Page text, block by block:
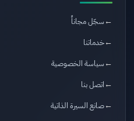
سجّل مجاناً
خدماتنا
سياسة الخصوصية
اتصل بنا
صانع السيرة الذاتية